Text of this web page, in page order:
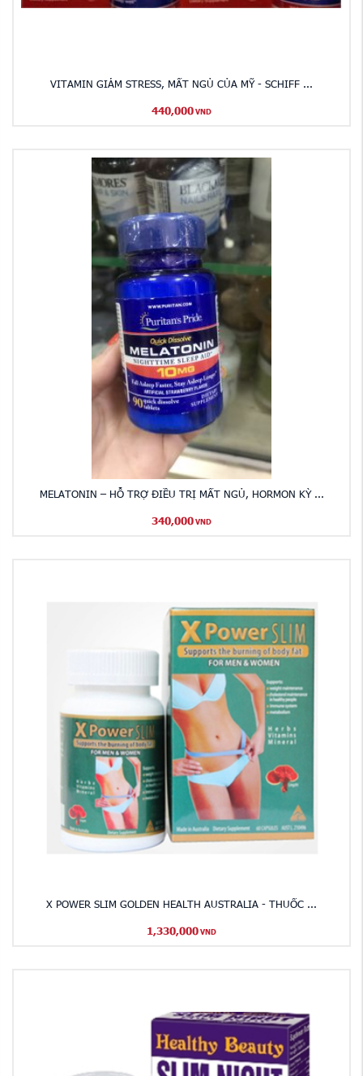
VITAMIN GIẢM STRESS, MẤT NGỦ CỦA MỸ - SCHIFF ...
440,000 VND
MELATONIN – HỖ TRỢ ĐIỀU TRỊ MẤT NGỦ, HORMON KỲ ...
340,000 VND
X POWER SLIM GOLDEN HEALTH AUSTRALIA - THUỐC ...
1,330,000 VND